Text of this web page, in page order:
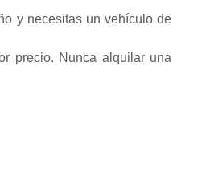
y necesitas un vehículo de
precio. Nunca alquilar una